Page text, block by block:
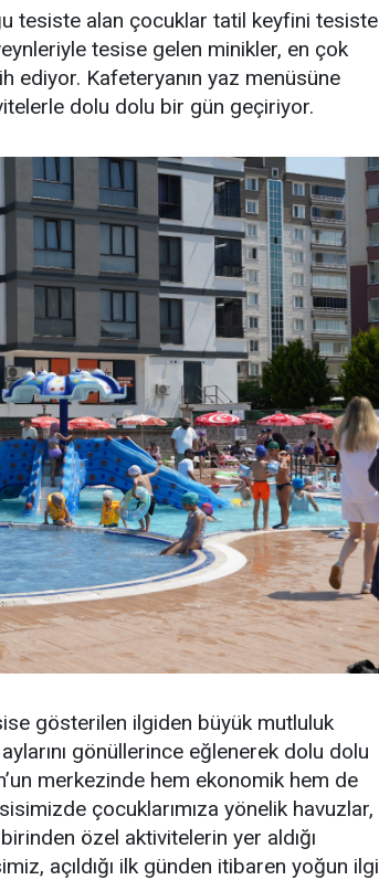
tesiste alan çocuklar tatil keyfini tesiste
tesise gelen minikler, en çok
ediyor. Kafeteryanın yaz menüsüne
dolu dolu bir gün geçiriyor.
gösterilen ilgiden büyük mutluluk
aylarını gönüllerince eğlenerek dolu dolu
merkezinde hem ekonomik hem de
çocuklarımıza yönelik havuzlar,
özel aktivitelerin yer aldığı
açıldığı ilk günden itibaren yoğun ilgi